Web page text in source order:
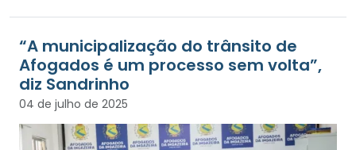
“A municipalização do trânsito de
Afogados é um processo sem volta”,
diz Sandrinho
04 de julho de 2025